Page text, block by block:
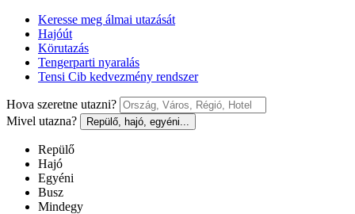
Keresse meg álmai utazását
Hajóút
Körutazás
Tengerparti nyaralás
Tensi Cib kedvezmény rendszer
Hova szeretne utazni?
Mivel utazna?
Repülő, hajó, egyéni...
Repülő
Hajó
Egyéni
Busz
Mindegy